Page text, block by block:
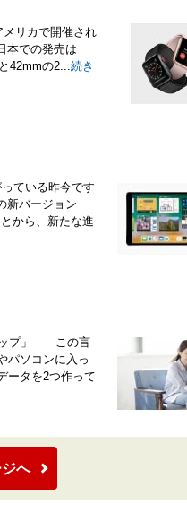
メリカで開催され
本での発売は
42mmの2...続き
ている昨今です
新バージョン
から、新たな進
ップ」――この言
パソコンに入っ
ータを2つ作って
へ